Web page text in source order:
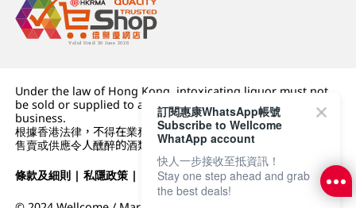
Under the law of Hong Kong, intoxicating liquor must not
be sold or supplied to a minor (under 18) in the course of
business.
根據香港法律，不得在業務過程中，向未成年人 (18 歲以下人士)
售賣或供應令人醺醉的酒類。
條款及細則 |私隱政策 | DFI零售集團
訂閱惠康WhatsApp帳號
Subscribe to Wellcome
WhatApp account
快人一步接收至抵資訊！
Stay one step ahead and grab
the best deals!